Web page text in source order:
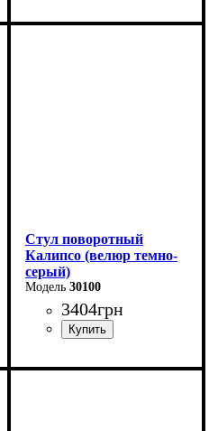
Стул поворотный
Калипсо (велюр темно-
серый)
30100
3404грн